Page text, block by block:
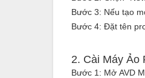
Bước 3: Nếu tạo
Bước 4: Đặt tên
2. Cài Máy Ảo
Bước 1: Mở AVD